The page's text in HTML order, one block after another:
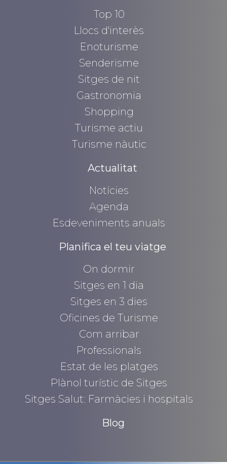
Top 10
Llocs d'interès
Enoturisme
Senderisme
Sitges de nit
Gastronomia
Shopping
Turisme actiu
Turisme nàutic
Actualitat
Notícies
Agenda
Esdeveniments anuals
Planifica el teu viatge
On dormir
Sitges en 1 dia
Sitges en 3 dies
Oficines de Turisme
Com arribar
Professionals
Estat de les platges
Plànol turístic de Sitges
Sitges Salut: Farmàcies i hospitals
Blog